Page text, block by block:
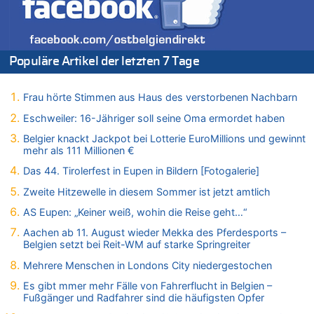
Leipzig, Mechernich und die Frage: Wer steckt hinter den
Drohnen mit Strengstoff? War es Russland?
08.08.2026 - 21:33 von Frage zu
Zwölf Jahre nach Aachener Bankraub: 70-Jähriger gefasst
Leipzig, Mechernich und die Frage: Wer steckt hinter den
Leipzig, Mechernich und die Frage: Wer steckt hinter den
Drohnen mit Strengstoff? War es Russland?
08.08.2026 - 20:49 von Marcel Scholzen Eimerscheid zu
Leipzig, Mechernich und die Frage: Wer steckt hinter den
Wasserstand des Rheins in NRW so niedrig wie noch nie
Leipzig, Mechernich und die Frage: Wer steckt hinter den
Drohnen mit Strengstoff? War es Russland?
08.08.2026 - 20:20 von Joseph Meyer zu
Populäre Artikel der letzten 7 Tage
Frau hörte Stimmen aus Haus des verstorbenen Nachbarn
Eschweiler: 16-Jähriger soll seine Oma ermordet haben
Belgier knackt Jackpot bei Lotterie EuroMillions und gewinnt
mehr als 111 Millionen €
Das 44. Tirolerfest in Eupen in Bildern [Fotogalerie]
Zweite Hitzewelle in diesem Sommer ist jetzt amtlich
AS Eupen: „Keiner weiß, wohin die Reise geht…“
Aachen ab 11. August wieder Mekka des Pferdesports –
Belgien setzt bei Reit-WM auf starke Springreiter
Mehrere Menschen in Londons City niedergestochen
Es gibt mmer mehr Fälle von Fahrerflucht in Belgien –
Fußgänger und Radfahrer sind die häufigsten Opfer